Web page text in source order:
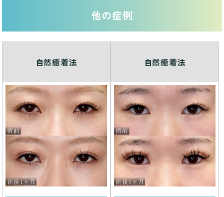
他の症例
自然癒着法 自然癒着法